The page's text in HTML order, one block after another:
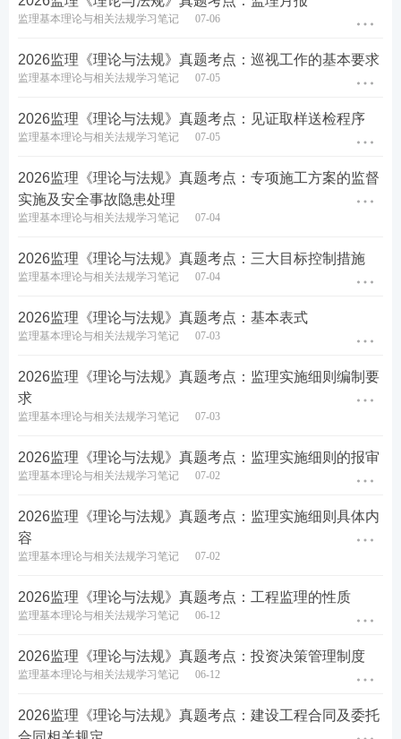
的是（ ）。
B. 工程报批报建服务
D. 社会稳定风险评估服务
查看答案
监理基本理论与相关法规学习笔记 07-06
2026监理《理论与法规》真题考点：巡视工作的基本要求
监理基本理论与相关法规学习笔记 07-05
2026监理《理论与法规》真题考点：见证取样送检程序
监理基本理论与相关法规学习笔记 07-05
2026监理《理论与法规》真题考点：专项施工方案的监督
实施及安全事故隐患处理
监理基本理论与相关法规学习笔记 07-04
2026监理《理论与法规》真题考点：三大目标控制措施
监理基本理论与相关法规学习笔记 07-04
2026监理《理论与法规》真题考点：基本表式
监理基本理论与相关法规学习笔记 07-03
2026监理《理论与法规》真题考点：监理实施细则编制要
求
监理基本理论与相关法规学习笔记 07-03
2026监理《理论与法规》真题考点：监理实施细则的报审
监理基本理论与相关法规学习笔记 07-02
2026监理《理论与法规》真题考点：监理实施细则具体内
容
监理基本理论与相关法规学习笔记 07-02
2026监理《理论与法规》真题考点：工程监理的性质
监理基本理论与相关法规学习笔记 06-12
2026监理《理论与法规》真题考点：投资决策管理制度
监理基本理论与相关法规学习笔记 06-12
2026监理《理论与法规》真题考点：建设工程合同及委托